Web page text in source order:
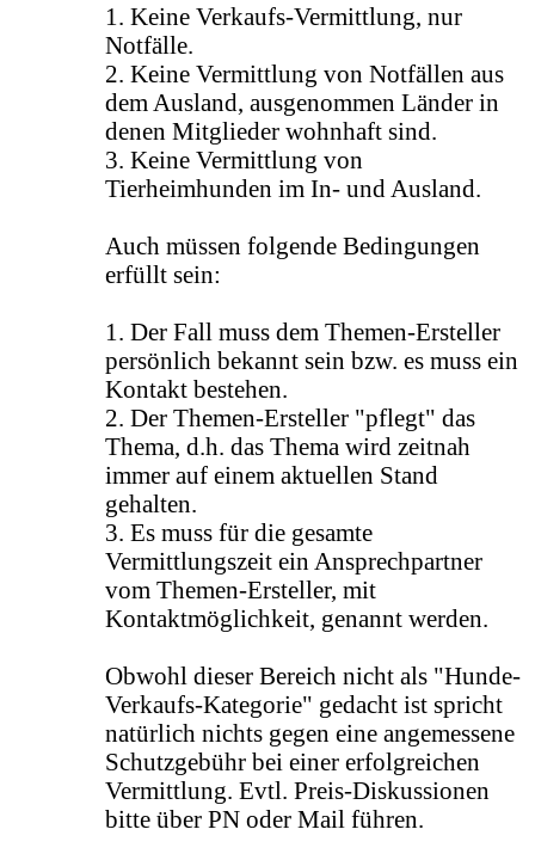
1. Keine Verkaufs-Vermittlung, nur
Notfälle.
2. Keine Vermittlung von Notfällen aus
dem Ausland, ausgenommen Länder in
denen Mitglieder wohnhaft sind.
3. Keine Vermittlung von
Tierheimhunden im In- und Ausland.
Auch müssen folgende Bedingungen
erfüllt sein:
1. Der Fall muss dem Themen-Ersteller
persönlich bekannt sein bzw. es muss ein
Kontakt bestehen.
2. Der Themen-Ersteller "pflegt" das
Thema, d.h. das Thema wird zeitnah
immer auf einem aktuellen Stand
gehalten.
3. Es muss für die gesamte
Vermittlungszeit ein Ansprechpartner
vom Themen-Ersteller, mit
Kontaktmöglichkeit, genannt werden.
Obwohl dieser Bereich nicht als "Hunde-
Verkaufs-Kategorie" gedacht ist spricht
natürlich nichts gegen eine angemessene
Schutzgebühr bei einer erfolgreichen
Vermittlung. Evtl. Preis-Diskussionen
bitte über PN oder Mail führen.